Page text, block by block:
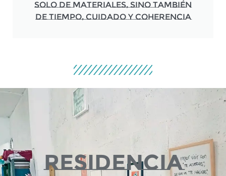
solo de materiales, sino también
de tiempo, cuidado y coherencia
RESIDENCIA